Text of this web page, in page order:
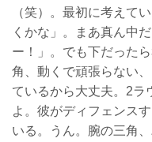
（笑）。最初に考えて
くかな」。まあ真ん中
ー！」。でも下だった
角、動くで頑張らない
ているから大丈夫。2ラ
よ。彼がディフェンス
いる。うん。腕の三角